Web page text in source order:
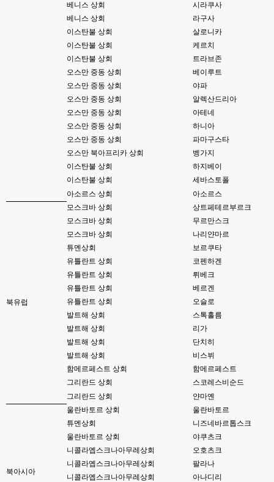
베니스 상회
시라쿠사
베니스 상회
라구사
이스탄불 상회
살로니카
이스탄불 상회
케르치
이스탄불 상회
트라브존
오스만 중동 상회
베이루트
오스만 중동 상회
야파
오스만 중동 상회
알렉산드리아
오스만 중동 상회
아테네
오스만 중동 상회
하니아
오스만 중동 상회
파마구스타
오스만 북아프리카 상회
벵가지
이스탄불 상회
하지베이
이스탄불 상회
세바스토폴
아소르스 상회
아소르스
북유럽
모스크바 상회
상트페테르부르크
모스크바 상회
무르만스크
모스크바 상회
나리얀마르
튜멘상회
보르쿠타
유틀란트 상회
코펜하겐
유틀란트 상회
뤼베크
유틀란트 상회
베르겐
유틀란트 상회
오슬로
발트해 상회
스톡홀름
발트해 상회
리가
발트해 상회
단치히
발트해 상회
비스뷔
함메르페스트 상회
함메르페스트
그리란드 상회
스코레스비순드
그리란드 상회
얀마옌
북아시아
울란바토르 상회
울란바토르
튜멘상회
니즈네바르톱스크
울란바토르 상회
야쿠츠크
니콜라옙스크나아무레상회
오호츠크
니콜라옙스크나아무레상회
팔라나
니콜라옙스크나아무레상회
아나디리
ㅋㅋㅋ 다 똑같은거같네여. 저도 xe3 가따가 하루만에 다시왔었는데
문뜩 라이믹스가있는데 내가왜 뻘짓중이지 하면서 집어치운 ..;
8버전 공유하시는 분이 계셨는데
00:12
솔찍히 아직도 라이믹스보다 xe가 정이 더가긴합니다 ㅠ
솔직히 적응이 xe1이다보니깐 라이믹스는 비슷하면서 틀리니 적응이 안되요
그렇다고 코어랑 모듈 전부 마개조해버릴려니 난중 또 공식버전 올라오면 답
이제 정상동작이겟지 !
오 정상 이네요!
00:16
채팅치믄 바로 반영 정상 ㅋ